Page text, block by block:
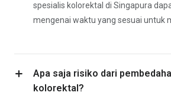
spesialis kolorektal di Singapura
mengenai waktu yang sesuai untuk
Apa saja risiko dari
kolorektal?